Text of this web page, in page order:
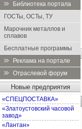
Библиотека портала
ГОСТы, ОСТы, ТУ
Марочник металлов и
сплавов
Бесплатные программы
Реклама на портале
Отраслевой форум
Новые предприятия
«СПЕЦПОСТАВКА»
«Златоустовский часовой
завод»
«Лантан»